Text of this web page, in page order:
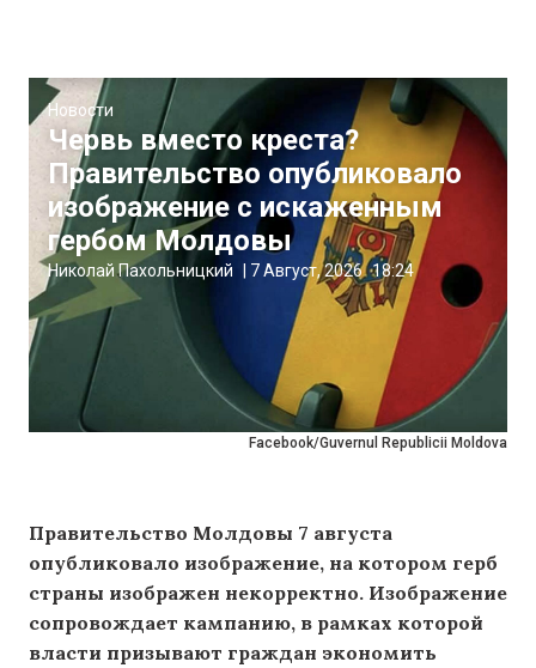
Facebook/Guvernul Republicii Moldova
Новости
Червь вместо креста?
Правительство опубликовало
изображение с искаженным
гербом Молдовы
Николай Пахольницкий 7 Август, 2026 18:24
Правительство Молдовы 7 августа
опубликовало изображение, на котором герб
страны изображен некорректно. Изображение
сопровождает кампанию, в рамках которой
власти призывают граждан экономить